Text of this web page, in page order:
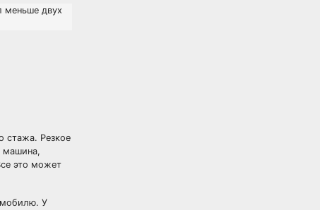
меньше двух
стажа. Резкое
машина,
это может
У